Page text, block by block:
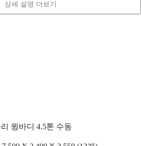
상세 설명 더보기
윙바디 4.5톤 수동